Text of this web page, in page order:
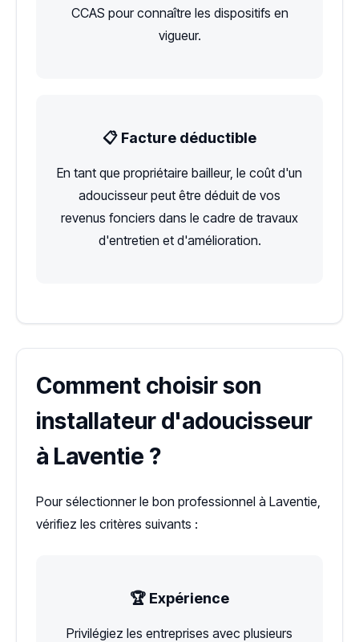
CCAS pour connaître les dispositifs en
vigueur.
📋 Facture déductible
En tant que propriétaire bailleur, le coût d'un
adoucisseur peut être déduit de vos
revenus fonciers dans le cadre de travaux
d'entretien et d'amélioration.
Comment choisir son
installateur d'adoucisseur
à Laventie ?
Pour sélectionner le bon professionnel à Laventie,
vérifiez les critères suivants :
🏆 Expérience
Privilégiez les entreprises avec plusieurs